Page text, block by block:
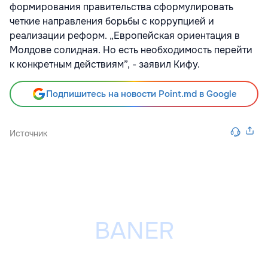
формирования правительства сформулировать
четкие направления борьбы с коррупцией и
реализации реформ. „Европейская ориентация в
Молдове солидная. Но есть необходимость перейти
к конкретным действиям”, - заявил Кифу.
Подпишитесь на новости Point.md в Google
Источник